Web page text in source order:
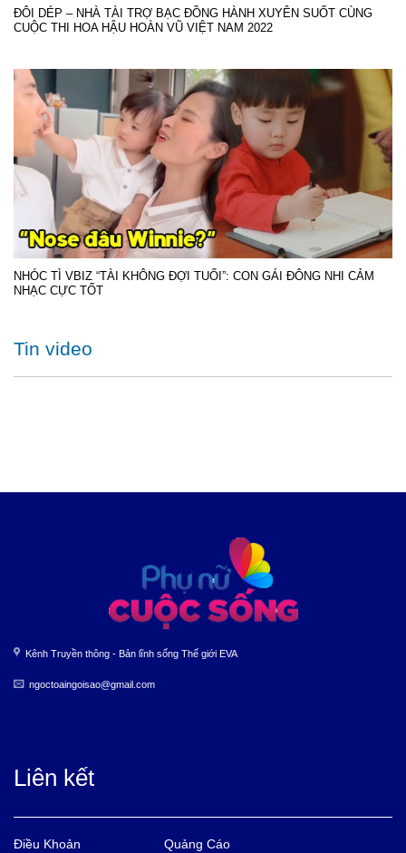
ĐÔI DÉP – NHÀ TÀI TRỢ BẠC ĐỒNG HÀNH XUYÊN SUỐT CÙNG
CUỘC THI HOA HẬU HOÀN VŨ VIỆT NAM 2022
NHÓC TÌ VBIZ “TÀI KHÔNG ĐỢI TUỔI”: CON GÁI ĐÔNG NHI CẢM
NHẠC CỰC TỐT
Tin video
Kênh Truyền thông - Bản lĩnh sống Thế giới EVA
ngoctoaingoisao@gmail.com
Liên kết
Điều Khoản Quảng Cáo